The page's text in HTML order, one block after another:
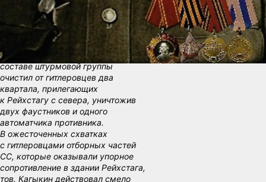
себя исключительно смелым
и отважным воином.
28.4.45 года он одним из первых
под сильным огнем противника
форсировал реку Шпрее и в
составе штурмовой группы
очистил от гитлеровцев два
квартала, прилегающих
к Рейхстагу с севера, уничтожив
двух фаустников и одного
автоматчика противника.
В ожесточенных схватках
с гитлеровцами отборных частей
СС, которые оказывали упорное
сопротивление в здании Рейхстага,
тов. Кагыкин действовал смело